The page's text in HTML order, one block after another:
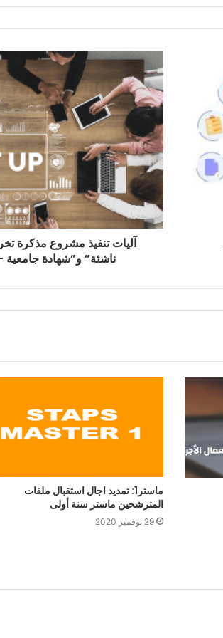
آليات تنفيذ مشروع مذكرة
ناشئة” و”شهادة جامعية -
ماستر1: تمديد اجال استقبال ملفات
المترشحين ماستر سنة أولى
29 نوفمبر 2020